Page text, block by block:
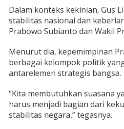
Dalam konteks kekinian, Gus
stabilitas nasional dan
Prabowo Subianto dan Wakil
Menurut dia, kepemimpinan
berbagai kelompok politik
antarelemen strategis bangsa.
“Kita membutuhkan suasana
harus menjadi bagian dari
stabilitas negara,” tegasnya.